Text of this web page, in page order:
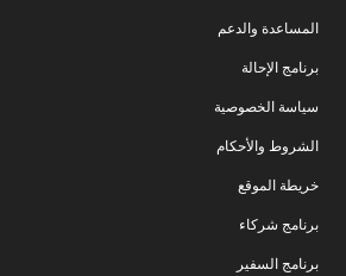
المساعدة والدعم
برنامج الإحالة
سياسة الخصوصية
الشروط والأحكام
خريطة الموقع
برنامج شركاء
برنامج السفير